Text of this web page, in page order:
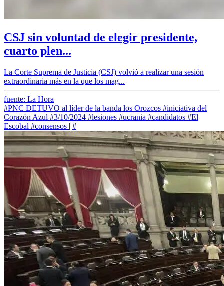
CSJ sin voluntad de elegir presidente,
cuarto plen...
La Corte Suprema de Justicia (CSJ) volvió a realizar una sesión
extraordinaria más en la que los mag...
fuente: La Hora
#PNC DETUVO al líder de la banda los Orozcos #iniciativa del
Corazón Azul #3/10/2024 #lesiones #ucrania #candidatos #El
Escobal #consensos | #